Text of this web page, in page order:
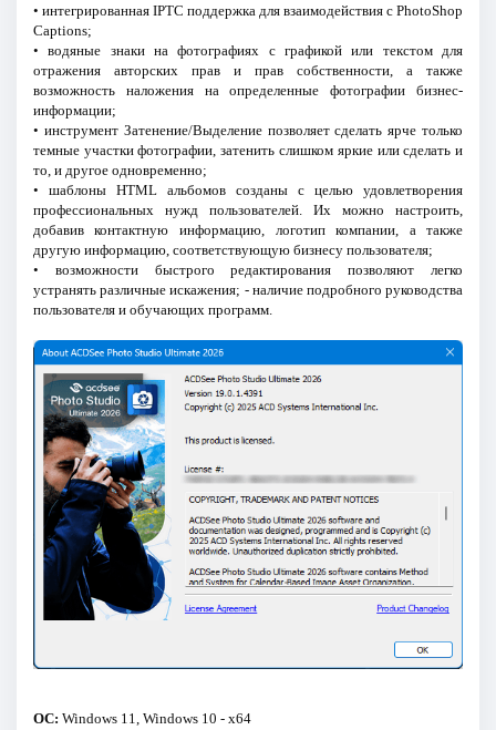
• интегрированная IPTC поддержка для взаимодействия с PhotoShop
Captions;
• водяные знаки на фотографиях с графикой или текстом для
отражения авторских прав и прав собственности, а также
возможность наложения на определенные фотографии бизнес-
информации;
• инструмент Затенение/Выделение позволяет сделать ярче только
темные участки фотографии, затенить слишком яркие или сделать и
то, и другое одновременно;
• шаблоны HTML альбомов созданы с целью удовлетворения
профессиональных нужд пользователей. Их можно настроить,
добавив контактную информацию, логотип компании, а также
другую информацию, соответствующую бизнесу пользователя;
• возможности быстрого редактирования позволяют легко
устранять различные искажения; - наличие подробного руководства
пользователя и обучающих программ.
ОС: Windows 11, Windows 10 - x64